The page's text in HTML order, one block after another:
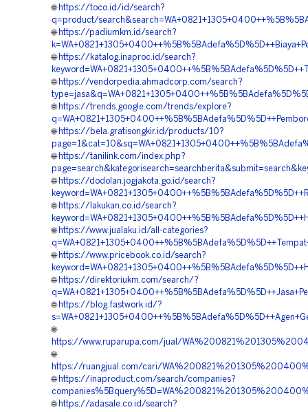
🌐 https://toco.id/id/search?
q=product/
🌐 https://padiumkm.id/search?
🌐 https://katalog.inaproc.id/search?
🌐 https://vendorpedia.ahmadcorp.com/search?
🌐 https://trends.google.com/trends/explore?
🌐 https://bela.gratisongkir.id/products/10?
🌐 https://tanilink.com/index.php?
🌐 https://dodolan.jogjakota.go.id/search?
🌐 https://lakukan.co.id/search?
🌐 https://www.jualaku.id/all-categories?
🌐 https://www.pricebook.co.id/search?
🌐 https://direktoriukm.com/search/?
🌐 https://blog.fastwork.id/?
🌐
https://www.ruparupa.com/jual/
🌐
https://ruangjual.com/cari/
🌐 https://inaproduct.com/search/companies?
🌐 https://adasale.co.id/search?